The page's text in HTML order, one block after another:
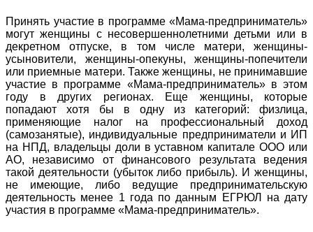
Принять участие в программе «Мама-предприниматель»
могут женщины с несовершеннолетними детьми или в
декретном отпуске, в том числе матери, женщины-
усыновители, женщины-опекуны, женщины-попечители
или приемные матери. Также женщины, не принимавшие
участие в программе «Мама-предприниматель» в этом
году в других регионах. Еще женщины, которые
попадают хотя бы в одну из категорий: физлица,
применяющие налог на профессиональный доход
(самозанятые), индивидуальные предприниматели и ИП
на НПД, владельцы доли в уставном капитале ООО или
АО, независимо от финансового результата ведения
такой деятельности (убыток либо прибыль). И женщины,
не имеющие, либо ведущие предпринимательскую
деятельность менее 1 года по данным ЕГРЮЛ на дату
участия в программе «Мама-предприниматель».